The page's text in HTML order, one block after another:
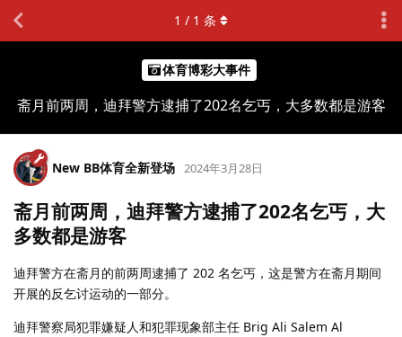
体育博彩大事件
斋月前两周，迪拜警方逮捕了202名乞丐，大多数都是游客
1 / 1 条
New BB体育全新登场 2024年3月28日
斋月前两周，迪拜警方逮捕了202名乞丐，大
多数都是游客
迪拜警方在斋月的前两周逮捕了 202 名乞丐，这是警方在斋月期间
开展的反乞讨运动的一部分。
迪拜警察局犯罪嫌疑人和犯罪现象部主任 Brig Ali Salem Al